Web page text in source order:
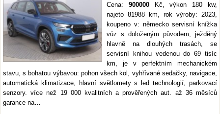
Cena: 900000Kč, výkon 180 kw,
najeto 81988 km, rok výroby: 2023,
koupeno v: německo servisní knížka
vůz s doloženým původem, ježděný
hlavně na dlouhých trasách, se
servisní knihou vedenou do 69 tisíc
km, je v perfektním mechanickém
stavu, s bohatou výbavou: pohon všech kol, vyhřívané sedačky, navigace,
automatická klimatizace, hlavní světlomety s led technologií, parkovací
senzory. více než 19 000 kvalitních a prověřených aut. až 36 měsíců
garance na…